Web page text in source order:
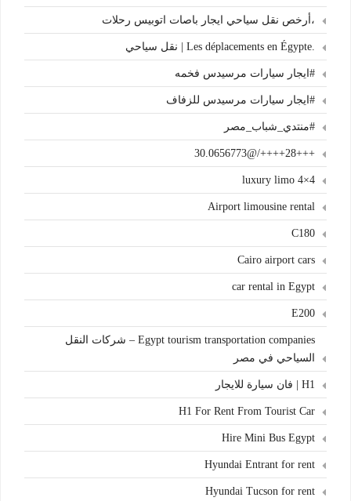
،أرخص نقل سياحي ايجار باصات اتوبيس رحلات
.Les déplacements en Égypte | نقل سياحي
#ايجار سيارات مرسيدس فخمه
#ايجار سيارات مرسيدس للزفاف
#منتدي_شباب_مصر
+++28++++/@30.0656773
4×4 luxury limo
Airport limousine rental
C180
Cairo airport cars
car rental in Egypt
E200
Egypt tourism transportation companies – شركات النقل
السياحي في مصر
H1 | فان سيارة للايجار
H1 For Rent From Tourist Car
Hire Mini Bus Egypt
Hyundai Entrant for rent
Hyundai Tucson for rent